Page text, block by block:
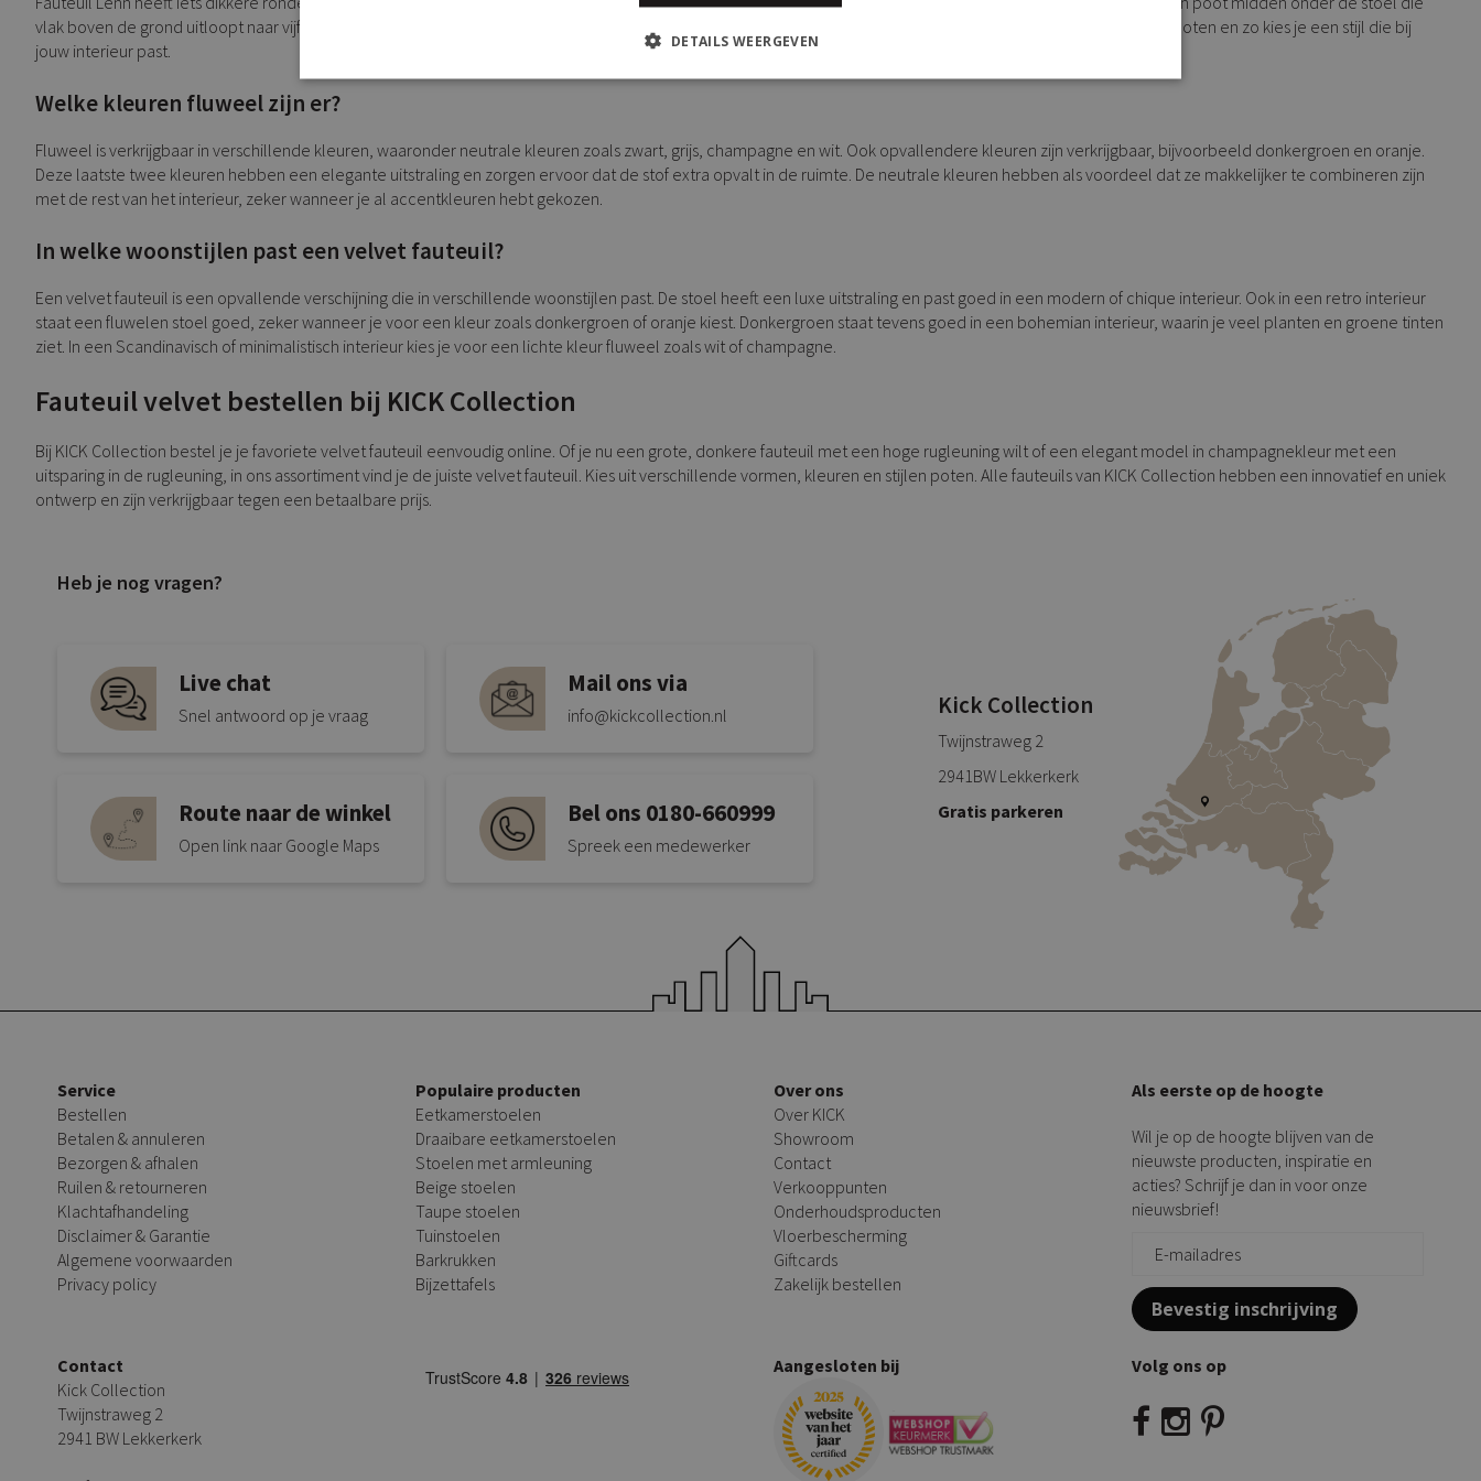
vlak boven de grond uitloopt naar vijf kanten. Fauteuil Luna staat op een rond platform en heeft geen zichtbare poten. Er is veel variatie tussen de fauteuils qua poten en zo kies je een stijl die bij
jouw interieur past.
Welke kleuren fluweel zijn er?
Fluweel is verkrijgbaar in verschillende kleuren, waaronder neutrale kleuren zoals zwart, grijs, champagne en wit. Ook opvallendere kleuren zijn verkrijgbaar, bijvoorbeeld donkergroen en oranje.
Deze laatste twee kleuren hebben een elegante uitstraling en zorgen ervoor dat de stof extra opvalt in de ruimte. De neutrale kleuren hebben als voordeel dat ze makkelijker te combineren zijn
met de rest van het interieur, zeker wanneer je al accentkleuren hebt gekozen.
In welke woonstijlen past een velvet fauteuil?
Een velvet fauteuil is een opvallende verschijning die in verschillende woonstijlen past. De stoel heeft een luxe uitstraling en past goed in een modern of chique interieur. Ook in een retro interieur
staat een fluwelen stoel goed, zeker wanneer je voor een kleur zoals donkergroen of oranje kiest. Donkergroen staat tevens goed in een bohemian interieur, waarin je veel planten en groene tinten
ziet. In een Scandinavisch of minimalistisch interieur kies je voor een lichte kleur fluweel zoals wit of champagne.
Fauteuil velvet bestellen bij KICK Collection
Bij KICK Collection bestel je je favoriete velvet fauteuil eenvoudig online. Of je nu een grote, donkere fauteuil met een hoge rugleuning wilt of een elegant model in champagnekleur met een
uitsparing in de rugleuning, in ons assortiment vind je de juiste velvet fauteuil. Kies uit verschillende vormen, kleuren en stijlen poten. Alle fauteuils van KICK Collection hebben een innovatief en uniek
ontwerp en zijn verkrijgbaar tegen een betaalbare prijs.
Heb je nog vragen?
Live chat
Snel antwoord op je vraag
Mail ons via
info@kickcollection.nl
Route naar de winkel
Open link naar Google Maps
Bel ons 0180-660999
Spreek een medewerker
Kick Collection
Twijnstraweg 2
2941BW Lekkerkerk
Gratis parkeren
Service
Bestellen
Betalen & annuleren
Bezorgen & afhalen
Ruilen & retourneren
Klachtafhandeling
Disclaimer & Garantie
Algemene voorwaarden
Privacy policy
Populaire producten
Eetkamerstoelen
Draaibare eetkamerstoelen
Stoelen met armleuning
Beige stoelen
Taupe stoelen
Tuinstoelen
Barkrukken
Bijzettafels
Over ons
Over KICK
Showroom
Contact
Verkooppunten
Onderhoudsproducten
Vloerbescherming
Giftcards
Zakelijk bestellen
Als eerste op de hoogte
Wil je op de hoogte blijven van de
nieuwste producten, inspiratie en
acties? Schrijf je dan in voor onze
nieuwsbrief!
Bevestig inschrijving
Contact
Kick Collection
Twijnstraweg 2
2941 BW Lekkerkerk
Aangesloten bij Volg ons op
DETAILS WEERGEVEN